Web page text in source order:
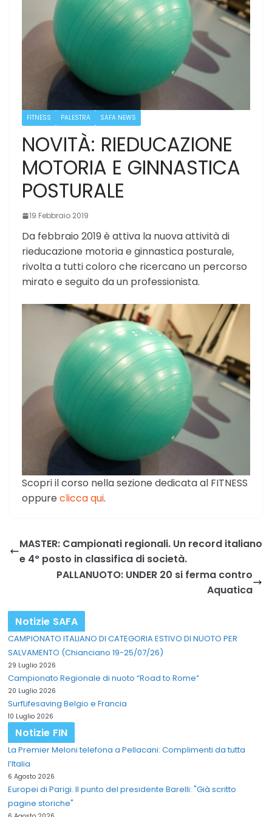
FITNESS PALESTRA SAFA NEWS
NOVITÀ: RIEDUCAZIONE
MOTORIA E GINNASTICA
POSTURALE
19 Febbraio 2019
Da febbraio 2019 è attiva la nuova attività di
rieducazione motoria e ginnastica posturale,
rivolta a tutti coloro che ricercano un percorso
mirato e seguito da un professionista.
Scopri il corso nella sezione dedicata al FITNESS
oppure clicca qui.
MASTER: Campionati regionali. Un record italiano
e 4° posto in classifica di società.
PALLANUOTO: UNDER 20 si ferma contro
Aquatica
Notizie SAFA
CAMPIONATO ITALIANO DI CATEGORIA ESTIVO DI NUOTO PER
SALVAMENTO (Chianciano 19-25/07/26)
29 Luglio 2026
Campionato Regionale di nuoto “Road to Rome”
20 Luglio 2026
SurfLifesaving Belgio e Francia
10 Luglio 2026
Notizie FIN
La Premier Meloni telefona a Pellacani: Complimenti da tutta
l’Italia
6 Agosto 2026
Europei di Parigi. Il punto del presidente Barelli: "Già scritto
pagine storiche"